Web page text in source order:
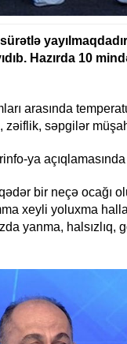
Hazırda 10
arasında
zəiflik, səpgilər
ya
bir neçə ocağı
xeyli yoluxma
yanma,